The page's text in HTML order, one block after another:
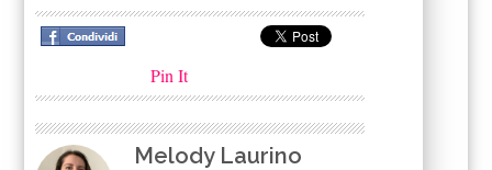
Pin It
Melody Laurino